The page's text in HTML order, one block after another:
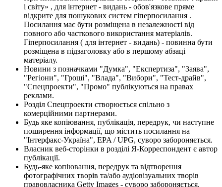
і світу» , для інтернет - видань - обов'язкове пряме
відкрите для пошукових систем гіперпосилання .
Посилання має бути розміщена в незалежності від
повного або часткового використання матеріалів.
Гіперпосилання ( для інтернет - видань) - повинна бути
розміщена в підзаголовку або в першому абзаці
матеріалу.
Новини з позначками "Думка", "Експертиза", "Заява",
"Регіони", "Гроші", "Влада", "Вибори", "Тест-драйв",
"Спецпроекти", "Промо" публікуються на правах
реклами.
Розділ Спецпроекти створюється спільно з
комерційними партнерами.
Будь яке копіювання, публікація, передрук, чи наступне
поширення інформації, що містить посилання на
"Інтерфакс-Україна", EPA / UPG, суворо забороняється.
Власник веб-сторінки в розділі Я-Корреспондент є автор
публікації.
Будь-яке копіювання, передрук та відтворення
фотографічних творів та/або аудіовізуальних творів
правовласника Getty Images - суворо забороняється.